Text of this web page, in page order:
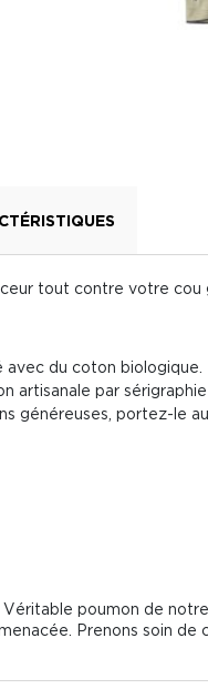
tout contre votre cou
du coton biologique.
artisanale par
généreuses, portez-le
poumon de
Prenons soin de